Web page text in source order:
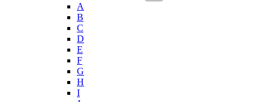
A
B
C
D
E
F
G
H
I